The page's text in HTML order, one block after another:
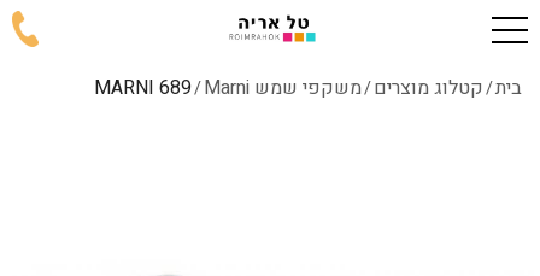
בית/קטלוג מוצרים/משקפי שמש Marni /
MARNI 689